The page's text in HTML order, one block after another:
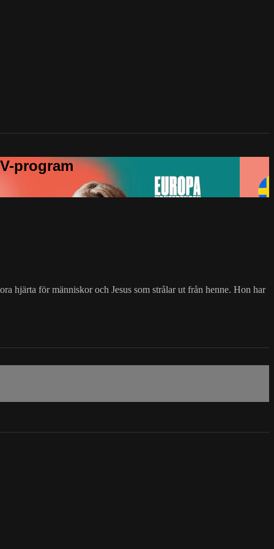
hjärta för människor och Jesus som strålar ut från henne. Hon har